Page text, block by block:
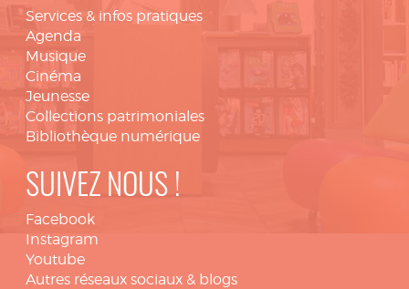
Services & infos pratiques
Agenda
Musique
Cinéma
Jeunesse
Collections patrimoniales
Bibliothèque numérique
SUIVEZ NOUS !
Facebook
Instagram
Youtube
Autres réseaux sociaux & blogs